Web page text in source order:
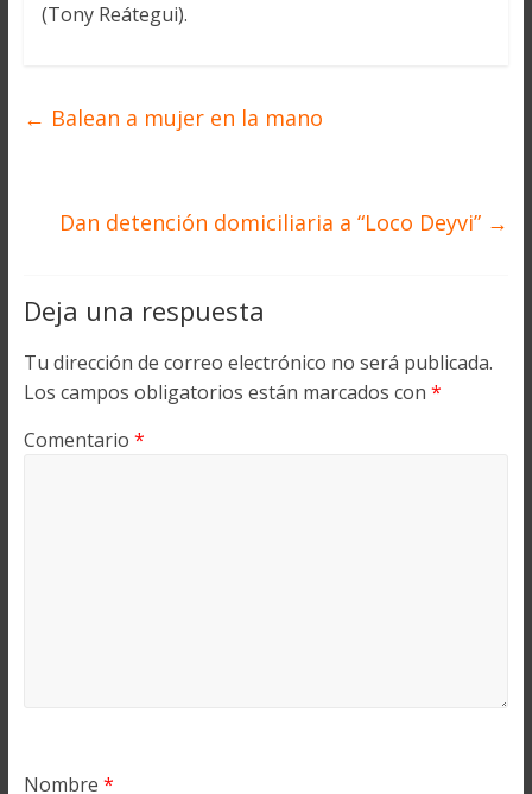
(Tony Reátegui).
← Balean a mujer en la mano
Dan detención domiciliaria a “Loco Deyvi” →
Deja una respuesta
Tu dirección de correo electrónico no será publicada.
Los campos obligatorios están marcados con *
Comentario *
Nombre *